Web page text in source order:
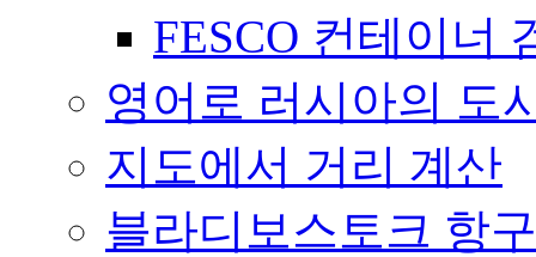
FESCO 컨테이너
영어로 러시아의 도
지도에서 거리 계산
블라디보스토크 항